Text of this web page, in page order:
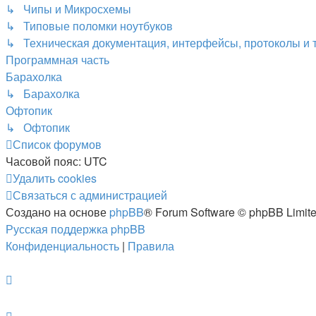
↳ Чипы и Микросхемы
↳ Типовые поломки ноутбуков
↳ Техническая документация, интерфейсы, протоколы и
Программная часть
Барахолка
↳ Барахолка
Офтопик
↳ Офтопик
Список форумов
Часовой пояс: UTC
Удалить cookies
Связаться
с
администрацией
Связаться садминистрацией
Создано на основе phpBB® Forum Software © phpBB
Русская поддержка phpBB
Конфиденциальность | Правила